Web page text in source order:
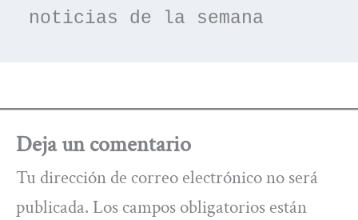
noticias de la semana
Deja un comentario
Tu dirección de correo electrónico no será
publicada. Los campos obligatorios están